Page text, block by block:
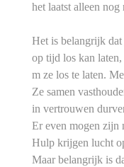
het laatst alleen nog
Het is belangrijk dat
op tijd los kan
m ze los te laten.
Ze samen
in vertrouwen
Er even mogen zijn
Hulp krijgen lucht
Maar belangrijk is